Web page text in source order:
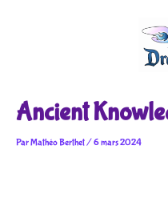
Ancient
ParMathéo Berthet/6 mars 2024